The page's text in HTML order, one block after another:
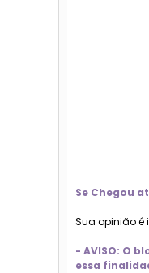
Se Chegou
Sua opinião é
- AVISO: O
essa